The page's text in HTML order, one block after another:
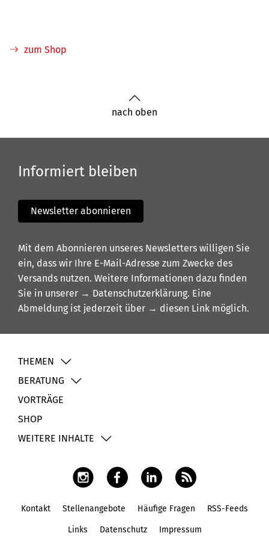
zum Shop
nach oben
Informiert bleiben
Newsletter abonnieren
Mit dem Abonnieren unseres Newsletters willigen Sie
ein, dass wir Ihre E-Mail-Adresse zum Zwecke des
Versands nutzen. Weitere Informationen dazu finden
Sie in unserer → Datenschutzerklärung. Eine
Abmeldung ist jederzeit über → diesen Link möglich.
THEMEN
BERATUNG
VORTRÄGE
SHOP
WEITERE INHALTE
Kontakt Stellenangebote Häufige Fragen RSS-Feeds
Links Datenschutz Impressum